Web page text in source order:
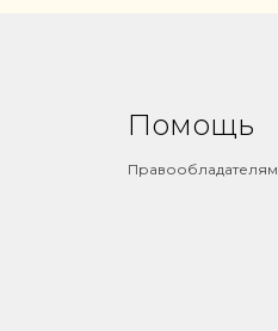
Помощь
Правообладателям